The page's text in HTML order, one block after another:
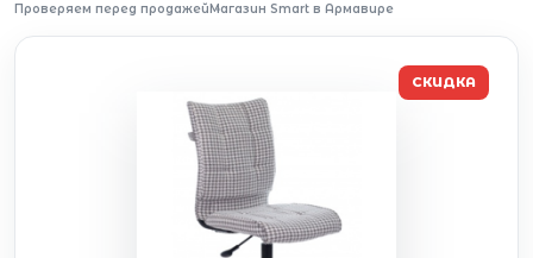
Проверяем перед продажейМагазин Smart в Армавире
СКИДКА